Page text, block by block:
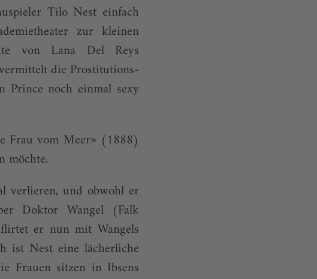
Tilo Nest einfach
zur kleinen
von Lana Del Reys
die Prostitutions-
Prince noch einmal sexy
Frau vom Meer» (1888)
möchte.
verlieren, und obwohl er
Doktor Wangel (Falk
er nun mit Wangels
ist Nest eine lächerliche
Frauen sitzen in Ibsens